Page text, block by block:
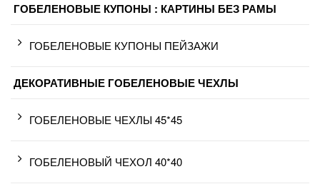
ГОБЕЛЕНОВЫЕ КУПОНЫ : КАРТИНЫ БЕЗ РАМЫ
ГОБЕЛЕНОВЫЕ КУПОНЫ ПЕЙЗАЖИ
ДЕКОРАТИВНЫЕ ГОБЕЛЕНОВЫЕ ЧЕХЛЫ
ГОБЕЛЕНОВЫЕ ЧЕХЛЫ 45*45
ГОБЕЛЕНОВЫЙ ЧЕХОЛ 40*40